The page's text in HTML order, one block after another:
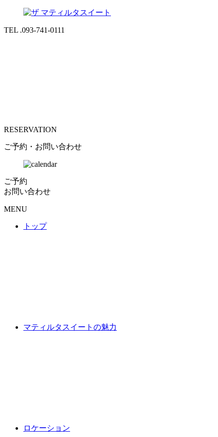
TEL .093-741-0111
RESERVATION
ご予約・お問い合わせ
ご予約
お問い合わせ
MENU
トップ
マティルタスイートの魅力
ロケーション